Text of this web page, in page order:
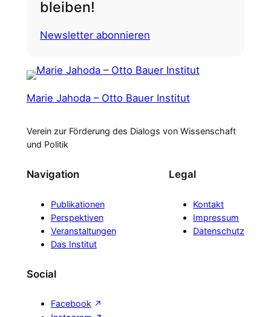
bleiben!
Newsletter abonnieren
Marie Jahoda – Otto Bauer Institut
Verein zur Förderung des Dialogs von Wissenschaft
und Politik
Navigation
Publikationen
Perspektiven
Veranstaltungen
Das Institut
Legal
Kontakt
Impressum
Datenschutz
Social
Facebook